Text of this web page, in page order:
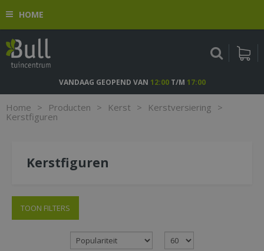
n
o
HOME
Home > Producten > Kerst > Kerstversiering >
Kerstfiguren
VANDAAG GEOPEND VAN 12:00T/M 17:00
Kerstfiguren
TOON FILTERS